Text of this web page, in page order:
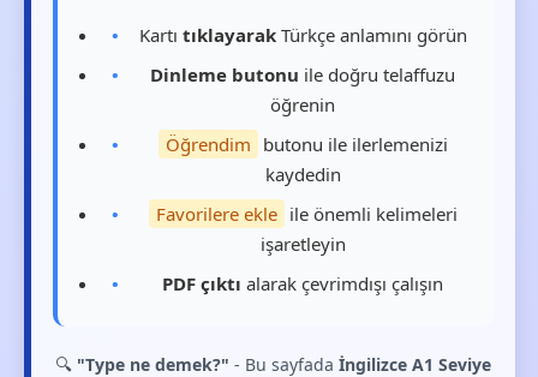
Kartı tıklayarakTürkçe anlamını görün
Dinleme butonu ile doğru telaffuzu
öğrenin
Öğrendim butonu ile ilerlemenizi
kaydedin
Favorilere ekle ile önemli kelimeleri
işaretleyin
PDF çıktı alarak çevrimdışı çalışın
🔍 "Type ne demek?" - Bu sayfadaİngilizce A1 Seviye